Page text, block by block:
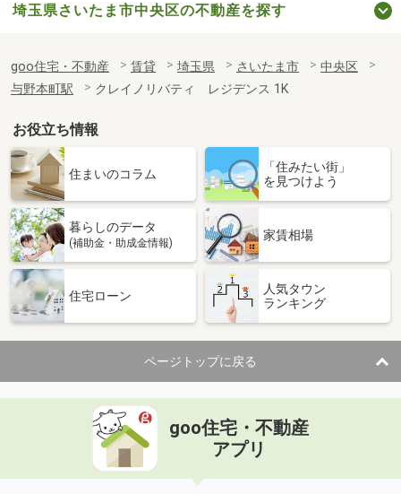
埼玉県さいたま市中央区の不動産を探す
goo住宅・不動産 賃貸 埼玉県 さいたま市
中央区
与野本町駅
クレイノリバティ レジデンス 1K
お役立ち情報
住まいのコラム
「住みたい街」
を見つけよう
暮らしのデータ
(補助金・助成金情報)
家賃相場
住宅ローン
人気タウン
ランキング
ページトップに戻る
goo住宅・不動産
アプリ